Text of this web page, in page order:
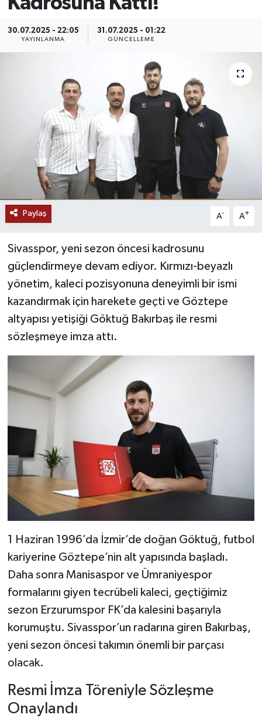
30.07.2025 - 22:05
YAYINLANMA
31.07.2025 - 01:22
GÜNCELLEME
Paylaş A- A+
Sivasspor, yeni sezon öncesi kadrosunu
güçlendirmeye devam ediyor. Kırmızı-beyazlı
yönetim, kaleci pozisyonuna deneyimli bir ismi
kazandırmak için harekete geçti ve Göztepe
altyapısı yetişiği Göktuğ Bakırbaş ile resmi
sözleşmeye imza attı.
1 Haziran 1996’da İzmir’de doğan Göktuğ, futbol
kariyerine Göztepe’nin alt yapısında başladı.
Daha sonra Manisaspor ve Ümraniyespor
formalarını giyen tecrübeli kaleci, geçtiğimiz
sezon Erzurumspor FK’da kalesini başarıyla
korumuştu. Sivasspor’un radarına giren Bakırbaş,
yeni sezon öncesi takımın önemli bir parçası
olacak.
Resmi İmza Töreniyle Sözleşme
Onaylandı
RESMİ İLANLAR
SAĞLIK
SİYASET
SOSYAL YARDIMLAR
SPONSORLU YAZI
TEKNOLOJİ
YAŞAM